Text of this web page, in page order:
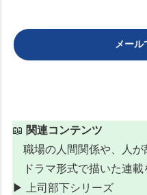
メール
📖 関連コンテンツ
職場の人間関係や、人が
ドラマ形式で描いた連載
▶︎ 上司部下シリーズ